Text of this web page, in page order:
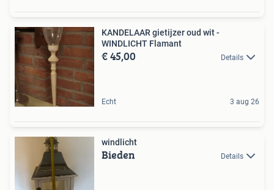
KANDELAAR gietijzer oud wit -
WINDLICHT Flamant
€ 45,00 Details
Echt 3 aug 26
windlicht
Bieden Details